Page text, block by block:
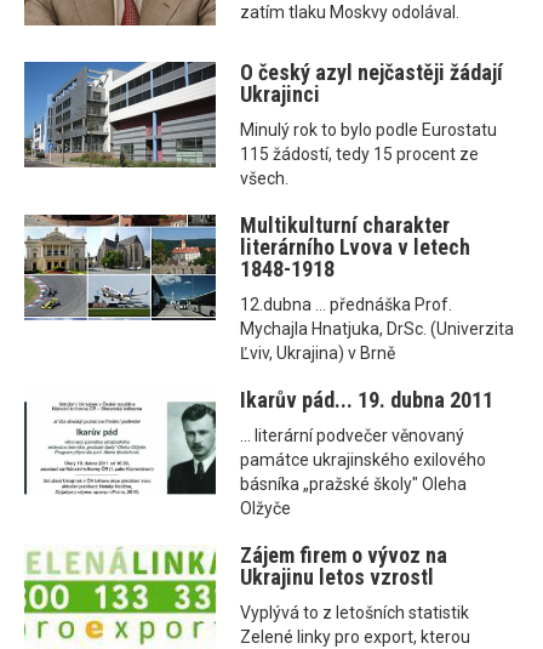
zatím tlaku Moskvy odolával.
O český azyl nejčastěji žádají
Ukrajinci
Minulý rok to bylo podle Eurostatu
115 žádostí, tedy 15 procent ze
všech.
Multikulturní charakter
literárního Lvova v letech
1848-1918
12.dubna ... přednáška Prof.
Mychajla Hnatjuka, DrSc. (Univerzita
Ľviv, Ukrajina) v Brně
Ikarův pád... 19. dubna 2011
... literární podvečer věnovaný
památce ukrajinského exilového
básníka „pražské školy" Oleha
Olžyče
Zájem firem o vývoz na
Ukrajinu letos vzrostl
Vyplývá to z letošních statistik
Zelené linky pro export, kterou